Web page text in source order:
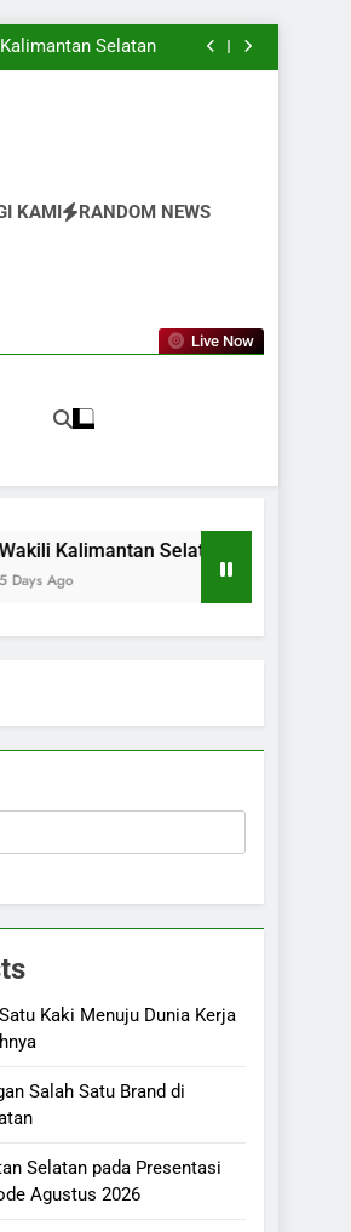
Sesungguhnya
Selatan
Periode Agustus
KAMI RANDOM NEWS
Live Now
Selatan pada Presentasi
Kaki Menuju Dunia Kerja
Salah Satu Brand di
Selatan pada Presentasi
Agustus 2026